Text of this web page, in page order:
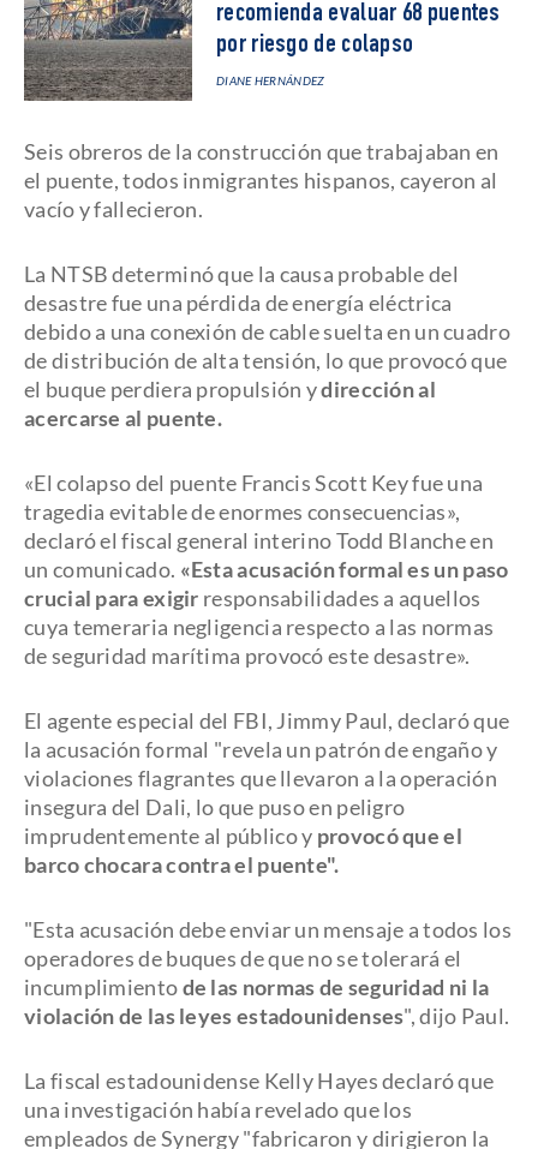
recomienda evaluar 68 puentes
por riesgo de colapso
DIANE HERNÁNDEZ
Seis obreros de la construcción que trabajaban en
el puente, todos inmigrantes hispanos, cayeron al
vacío y fallecieron.
La NTSB determinó que la causa probable del
desastre fue una pérdida de energía eléctrica
debido a una conexión de cable suelta en un cuadro
de distribución de alta tensión, lo que provocó que
el buque perdiera propulsión ydirección al
acercarse al puente.
«El colapso del puente Francis Scott Key fue una
tragedia evitable de enormes consecuencias»,
declaró el fiscal general interino Todd Blanche en
un comunicado. «Esta acusación formal es un paso
crucial para exigir responsabilidades a aquellos
cuya temeraria negligencia respecto a las normas
de seguridad marítima provocó este desastre».
El agente especial del FBI, Jimmy Paul, declaró que
la acusación formal "revela un patrón de engaño y
violaciones flagrantes que llevaron a la operación
insegura del Dali, lo que puso en peligro
imprudentemente al público y provocó que el
barco chocara contra el puente".
"Esta acusación debe enviar un mensaje a todos los
operadores de buques de que no se tolerará el
incumplimientode las normas de seguridad ni la
violación de las leyes estadounidenses", dijo Paul.
La fiscal estadounidense Kelly Hayes declaró que
una investigación había revelado que los
empleados de Synergy "fabricaron y dirigieron la